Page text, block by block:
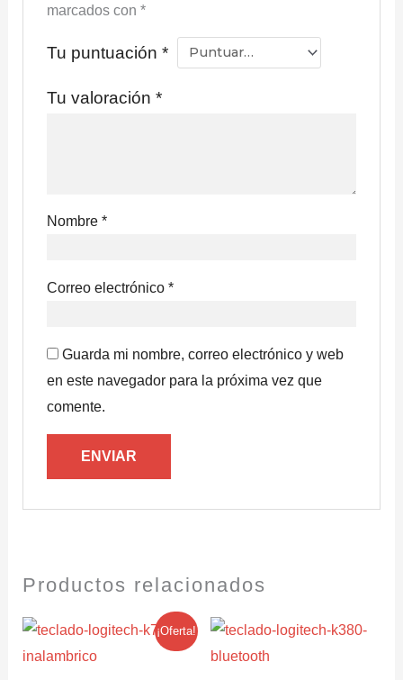
marcados con*
Tu puntuación*
Tu valoración*
Nombre*
Correo electrónico*
Guarda mi nombre, correo electrónico y web
en este navegador para la próxima vez que
comente.
Productos relacionados
¡Oferta!
El
precio
El
precio
Rango